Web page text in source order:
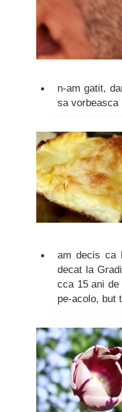
n-am gatit,
sa vorbeasca
am decis ca
decat la
cca 15 ani
pe-acolo, but